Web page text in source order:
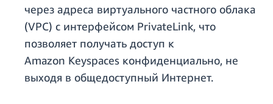
через адреса виртуального частного облака
(VPC) с интерфейсом PrivateLink, что
позволяет получать доступ к
Amazon Keyspaces конфиденциально, не
выходя в общедоступный Интернет.